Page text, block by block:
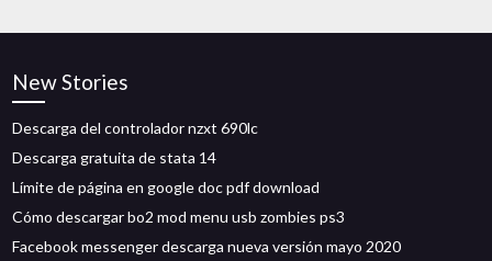
New Stories
Descarga del controlador nzxt 690lc
Descarga gratuita de stata 14
Límite de página en google doc pdf download
Cómo descargar bo2 mod menu usb zombies ps3
Facebook messenger descarga nueva versión mayo 2020